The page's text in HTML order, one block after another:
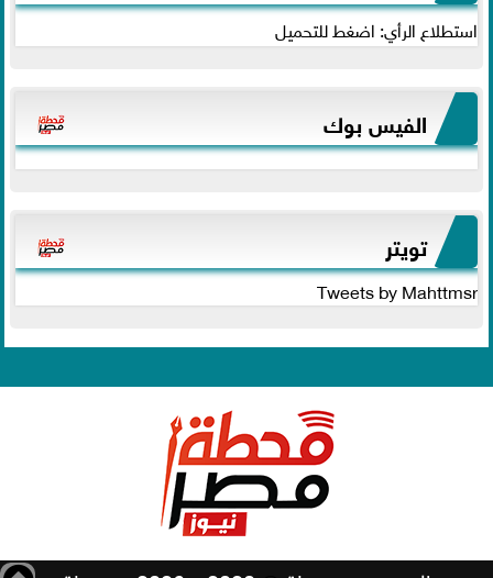
استطلاع الرأي: اضغط للتحميل
الفيس بوك
تويتر
Tweets by Mahttmsr